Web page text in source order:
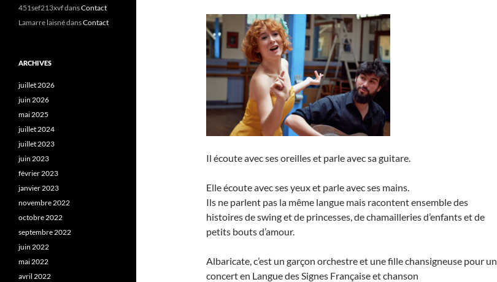
Il écoute avec ses oreilles et parle avec sa guitare.
Elle écoute avec ses yeux et parle avec ses mains.
Ils ne parlent pas la même langue mais racontent ensemble des
histoires de swing et de princesses, de chamailleries d’enfants et de
petits bouts d’amour.
Albaricate, c’est un garçon orchestre et une fille chansigneuse pour un
concert en Langue des Signes Française et chanson
451sef213xvfdansContact
Lamarre laisnédansContact
ARCHIVES
juillet 2026
juin 2026
mai 2025
juillet 2024
juillet 2023
juin 2023
février 2023
janvier 2023
novembre 2022
octobre 2022
septembre 2022
juin 2022
mai 2022
avril 2022